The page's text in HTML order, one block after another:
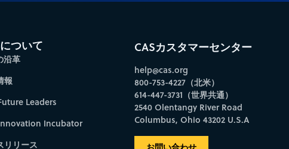
ついて
沿革
報
Leaders
Incubator
リリース
CASカスタマーセンター
help@cas.org
800-753-4227（北米）
614-447-3731（世界共通）
2540 Olentangy River Road
Columbus, Ohio 43202 U.S.A